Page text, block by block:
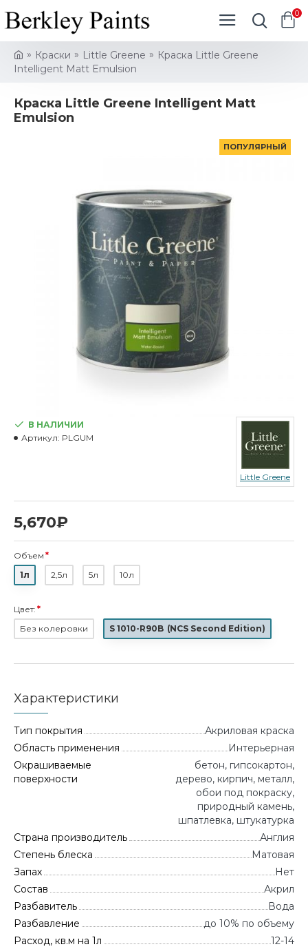
0
Краски Little Greene
Краска Little Greene
Intelligent Matt Emulsion
Краска Little Greene Intelligent Matt
Emulsion
ПОПУЛЯРНЫЙ
5,670₽
В НАЛИЧИИ
Артикул: PLGUM
Little Greene
Объем
1л
2,5л 5л 10л
Цвет:
Без колеровки
S 1010-R90B (NCS Second Edition)
Характеристики
Тип покрытия
Акриловая краска
Область применения
Интерьерная
Окрашиваемые
поверхности
бетон, гипсокартон,
дерево, кирпич, металл,
обои под покраску,
природный камень,
шпатлевка, штукатурка
Страна производитель
Англия
Степень блеска
Матовая
Запах
Нет
Состав
Акрил
Разбавитель
Вода
Разбавление
до 10% по объему
Расход, кв.м на 1л
12-14